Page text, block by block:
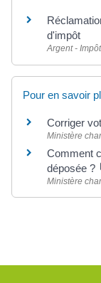
d'impôt
Argent -
Pour en savoir
Corriger
Ministère
Comment
déposée ?
Ministère